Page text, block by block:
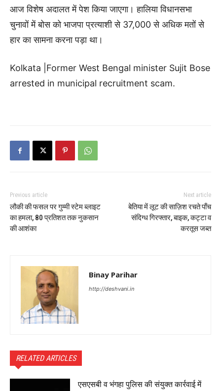
आज विशेष अदालत में पेश किया जाएगा। हालिया विधानसभा
चुनावों में बोस को भाजपा प्रत्याशी से 37,000 से अधिक मतों से
हार का सामना करना पड़ा था।
Kolkata |Former West Bengal minister Sujit Bose
arrested in municipal recruitment scam.
Previous article
लौकी की फसल पर गुम्मी स्टेम ब्लाइट
का हमला, 80 प्रतिशत तक नुकसान
की आशंका
Next article
बेतिया में लूट की साज़िश रचते पाँच
संदिग्ध गिरफ्तार, बाइक, कट्टा व
करतूस जब्त
Binay Parihar
http://deshvani.in
RELATED ARTICLES
एसएसबी व भंगहा पुलिस की संयुक्त कार्रवाई में